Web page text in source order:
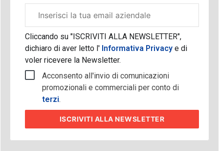
aziendale
Cliccando su "ISCRIVITI ALLA NEWSLETTER",
dichiaro di aver letto l'Informativa Privacy e di
voler ricevere la Newsletter.
Acconsento all'invio di comunicazioni
promozionali e commerciali per conto di
terzi.
ISCRIVITI ALLA NEWSLETTER